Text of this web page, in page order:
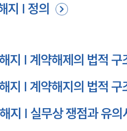
지 | 정의
지 | 계약해제의 법적 구
지 | 계약해지의 법적 구
지 | 실무상 쟁점과 유의